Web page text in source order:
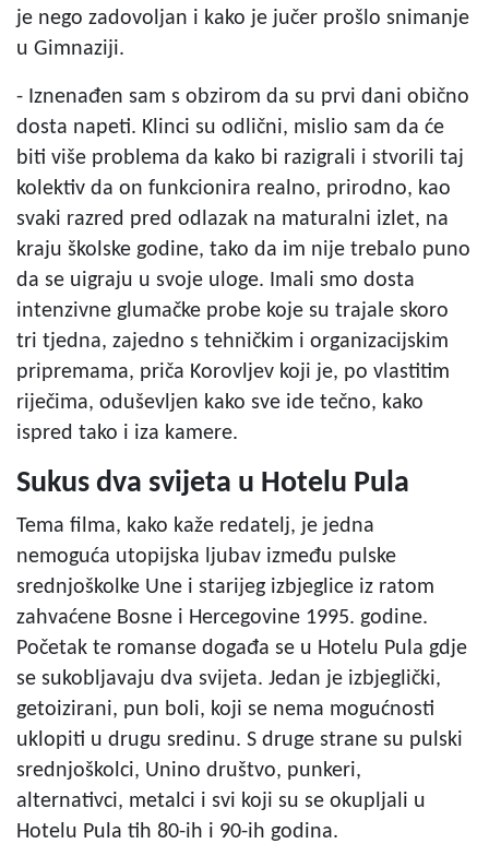
je nego zadovoljan i kako je jučer prošlo snimanje
u Gimnaziji.
- Iznenađen sam s obzirom da su prvi dani obično
dosta napeti. Klinci su odlični, mislio sam da će
biti više problema da kako bi razigrali i stvorili taj
kolektiv da on funkcionira realno, prirodno, kao
svaki razred pred odlazak na maturalni izlet, na
kraju školske godine, tako da im nije trebalo puno
da se uigraju u svoje uloge. Imali smo dosta
intenzivne glumačke probe koje su trajale skoro
tri tjedna, zajedno s tehničkim i organizacijskim
pripremama, priča Korovljev koji je, po vlastitim
riječima, oduševljen kako sve ide tečno, kako
ispred tako i iza kamere.
Sukus dva svijeta u Hotelu Pula
Tema filma, kako kaže redatelj, je jedna
nemoguća utopijska ljubav između pulske
srednjoškolke Une i starijeg izbjeglice iz ratom
zahvaćene Bosne i Hercegovine 1995. godine.
Početak te romanse događa se u Hotelu Pula gdje
se sukobljavaju dva svijeta. Jedan je izbjeglički,
getoizirani, pun boli, koji se nema mogućnosti
uklopiti u drugu sredinu. S druge strane su pulski
srednjoškolci, Unino društvo, punkeri,
alternativci, metalci i svi koji su se okupljali u
Hotelu Pula tih 80-ih i 90-ih godina.